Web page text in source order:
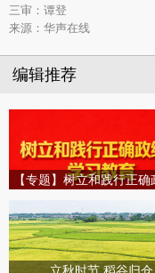
三审：谭登
来源：华声在线
编辑推荐